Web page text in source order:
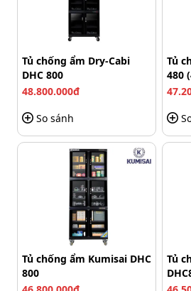
Việc sử dụng tủ chống ẩm FujiE
tiện lợi nhờ vào màn hình hiển
trên bề mặt tủ. Màn hình này
ẩm và nhiệt độ bên trong
dùng theo dõi tình trạng môi
Tủ chống ẩm Dry-Cabi
DHC 800
48.800.000đ
So sánh
Tủ
480
Tủ chống ẩm Kumisai DHC
800
Tủ